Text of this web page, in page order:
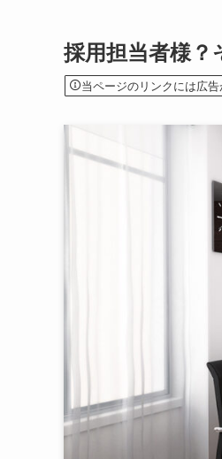
採用担当者様？
当ページのリンクには広告